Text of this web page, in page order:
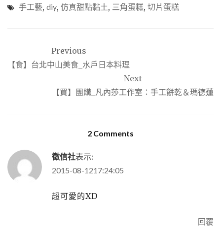
手工藝, diy, 仿真甜點黏土, 三角蛋糕, 切片蛋糕
章
導
Previous
【食】台北中山美食_水戶日本料理
Next
【買】團購_凡內莎工作室：手工餅乾＆瑪德蓮
2 Comments
徵信社表示:
2015-08-1217:24:05
超可愛的XD
回覆